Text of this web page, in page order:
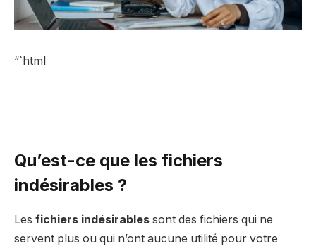
“`html
Qu’est-ce que les fichiers
indésirables ?
Les fichiers indésirables sont des fichiers qui ne
servent plus ou qui n’ont aucune utilité pour votre